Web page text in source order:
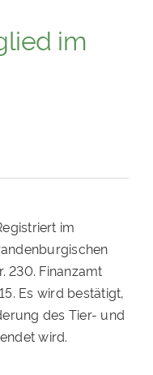
im
im
230. Finanzamt
Es wird bestätigt,
des Tier- und
wird.